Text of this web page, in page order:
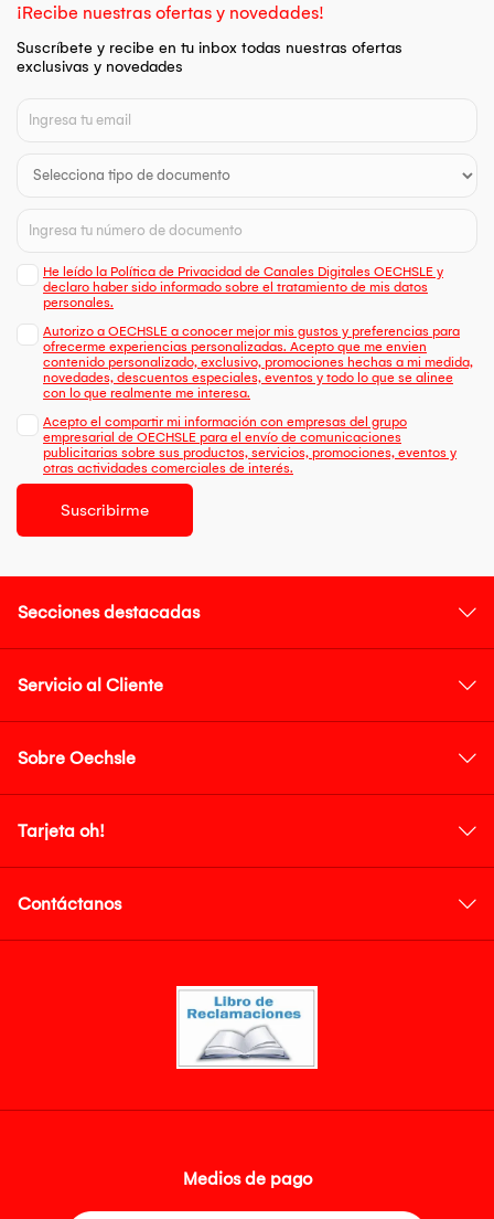
¡Recibe nuestras ofertas y novedades!
Suscríbete y recibe en tu inbox todas nuestras ofertas
exclusivas y novedades
He leído la Política de Privacidad de Canales Digitales OECHSLE y
declaro haber sido informado sobre el tratamiento de mis datos
personales.
Autorizo a OECHSLE a conocer mejor mis gustos y preferencias para
ofrecerme experiencias personalizadas. Acepto que me envien
contenido personalizado, exclusivo, promociones hechas a mi medida,
novedades, descuentos especiales, eventos y todo lo que se alinee
con lo que realmente me interesa.
Acepto el compartir mi información con empresas del grupo
empresarial de OECHSLE para el envío de comunicaciones
publicitarias sobre sus productos, servicios, promociones, eventos y
otras actividades comerciales de interés.
Suscribirme
Secciones destacadas
Servicio al Cliente
Sobre Oechsle
Tarjeta oh!
Contáctanos
Medios de pago